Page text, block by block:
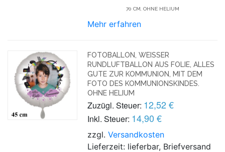
70 CM, OHNE HELIUM
Mehr erfahren
FOTOBALLON, WEISSER R
UNDLUFTBALLON AUS FOLIE, ALLES G
UTE ZUR KOMMUNION, MIT DEM F
OTO DES KOMMUNIONSKINDES. O
HNE HELIUM
Zuzügl. Steuer: 12,52 €
Inkl. Steuer: 14,90 €
zzgl.Versandkosten
Lieferzeit: lieferbar, Briefversand